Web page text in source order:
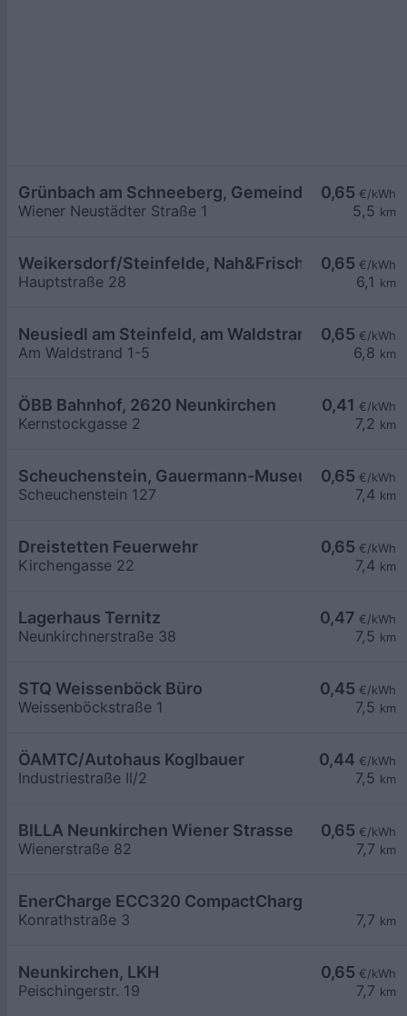
0,65 €/kWh
5,5 km
Grünbach am Schneeberg, Gemeindeamt
Wiener Neustädter Straße 1
0,65 €/kWh
6,1 km
Weikersdorf/Steinfelde, Nah&Frisch
Hauptstraße 28
0,65 €/kWh
6,8 km
Neusiedl am Steinfeld, am Waldstrand
Am Waldstrand 1-5
0,41 €/kWh
7,2 km
ÖBB Bahnhof, 2620 Neunkirchen
Kernstockgasse 2
0,65 €/kWh
7,4 km
Scheuchenstein, Gauermann-Museum
Scheuchenstein 127
0,65 €/kWh
7,4 km
Dreistetten Feuerwehr
Kirchengasse 22
0,47 €/kWh
7,5 km
Lagerhaus Ternitz
Neunkirchnerstraße 38
0,45 €/kWh
7,5 km
STQ Weissenböck Büro
Weissenböckstraße 1
0,44 €/kWh
7,5 km
ÖAMTC/Autohaus Koglbauer
Industriestraße II/2
0,65 €/kWh
7,7 km
BILLA Neunkirchen Wiener Strasse
Wienerstraße 82
7,7 km
EnerCharge ECC320 CompactCharger mit
Konrathstraße 3
0,65 €/kWh
7,7 km
Neunkirchen, LKH
Peischingerstr. 19